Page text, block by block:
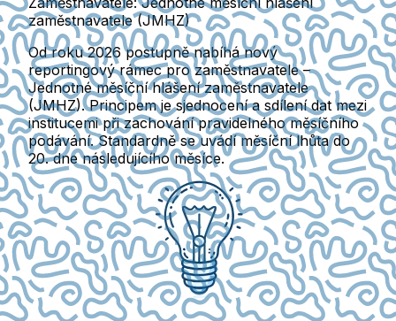
zaměstnavatele (JMHZ)
Od roku 2026 postupně nabíhá nový
reportingový rámec pro zaměstnavatele –
Jednotné měsíční hlášení zaměstnavatele
(JMHZ). Principem jesjednocení a sdílení dat mezi
institucemipři zachování pravidelného měsíčního
podávání. Standardně se uvádí měsíční lhůtado
20. dne následujícího měsíce.